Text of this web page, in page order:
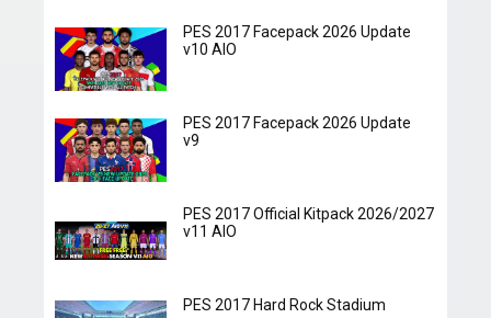
PES 2017 Facepack 2026 Update
v10 AIO
PES 2017 Facepack 2026 Update
v9
PES 2017 Official Kitpack 2026/2027
v11 AIO
PES 2017 Hard Rock Stadium